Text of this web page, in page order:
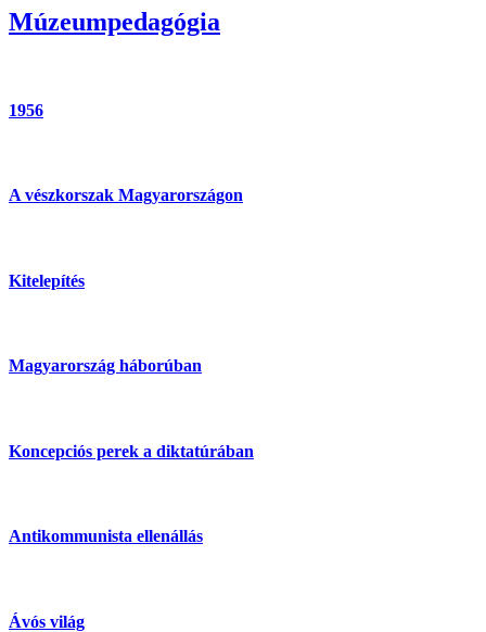
Múzeumpedagógia
1956
A vészkorszak Magyarországon
Kitelepítés
Magyarország háborúban
Koncepciós perek a diktatúrában
Antikommunista ellenállás
Ávós világ